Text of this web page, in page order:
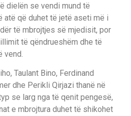
dielën se vendi mund të
atë që duhet të jetë aseti më i
të mbrojtjes së mjedisit, por
të qëndrueshëm dhe të
vend.
Taulant Bino, Ferdinand
dhe Perikli Qirjazi thanë në
se larg nga të qenit pengesë,
e mbrojtura duhet të shikohet